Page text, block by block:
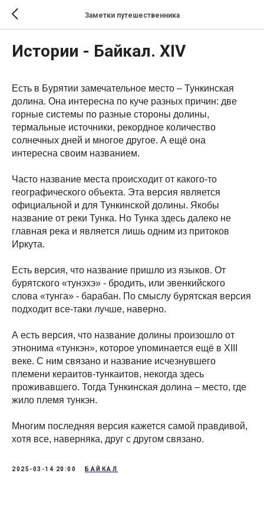
Заметки путешественника
Истории - Байкал. XIV
Есть в Бурятии замечательное место – Тункинская
долина. Она интересна по куче разных причин: две
горные системы по разные стороны долины,
термальные источники, рекордное количество
солнечных дней и многое другое. А ещё она
интересна своим названием.
Часто название места происходит от какого-то
географического объекта. Эта версия является
официальной и для Тункинской долины. Якобы
название от реки Тунка. Но Тунка здесь далеко не
главная река и является лишь одним из притоков
Иркута.
Есть версия, что название пришло из языков. От
бурятского «тунэхэ» - бродить, или эвенкийского
слова «тунга» - барабан. По смыслу бурятская версия
подходит все-таки лучше, наверно.
А есть версия, что название долины произошло от
этнонима «тункэн», которое упоминается ещё в XIII
веке. С ним связано и название исчезнувшего
племени кераитов-тункаитов, некогда здесь
проживавшего. Тогда Тункинская долина – место, где
жило племя тункэн.
Многим последняя версия кажется самой правдивой,
хотя все, наверняка, друг с другом связано.
2025-03-14 20:00 БАЙКАЛ